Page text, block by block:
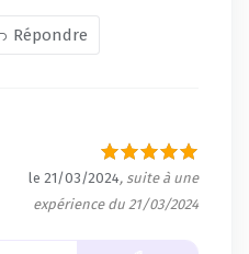
Répondre
le 21/03/2024, suite à une
expérience du 21/03/2024